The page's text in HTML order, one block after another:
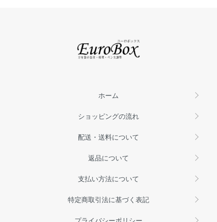
ホーム
ショッピングの流れ
配送・送料について
返品について
支払い方法について
特定商取引法に基づく表記
プライバシーポリシー